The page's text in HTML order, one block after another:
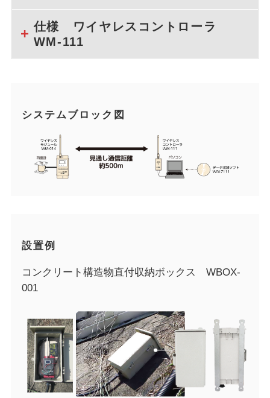
仕様 ワイヤレスコントローラ
WM-111
システムブロック図
設置例
コンクリート構造物直付収納ボックス WBOX-
001